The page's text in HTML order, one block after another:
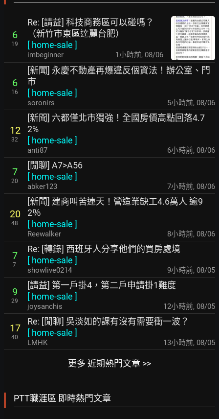
6
19
Re: [請益] 科技商務區可以碰嗎？
（新竹市東區達麗台肥）
[ home-sale ]
imbeginner 1小時前, 08/06
6
16
[新聞] 永慶不動產再爆違反個資法！辦公室、門
市
[ home-sale ]
soronirs 5小時前, 08/06
12
32
[新聞] 六都僅北市獨強！全國房價高點回落4.7
2%
[ home-sale ]
anti87 6小時前, 08/06
7
20
[閒聊] A7>A56
[ home-sale ]
abker123 7小時前, 08/06
20
48
[新聞] 建商叫苦連天！營造業缺工4.6萬人 逾9
2％
[ home-sale ]
Reewalker 8小時前, 08/06
7
7
Re: [轉錄] 西班牙人分享他們的買房處境
[ home-sale ]
showlive0214 9小時前, 08/05
9
29
[請益] 第一戶掛4，第二戶申請掛1難度
[ home-sale ]
joysanchis 12小時前, 08/05
17
40
Re: [閒聊] 吳淡如的課有沒有需要衝一波？
[ home-sale ]
LMHK 13小時前, 08/05
更多 近期熱門文章 >>
PTT職涯區 即時熱門文章